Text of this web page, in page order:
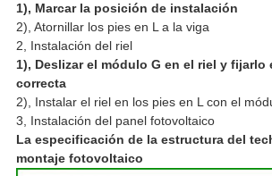
1), Marcar la posición de instalación
2), Atornillar los pies en L a la viga
2, Instalación del riel
1), Deslizar el módulo G en el riel y fijarlo
correcta
2), Instalar el riel en los pies en L con el
3, Instalación del panel fotovoltaico
La especificación de la estructura del
montaje fotovoltaico